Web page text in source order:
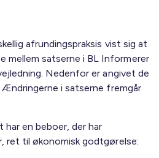
afrundingspraksis vist sig at
mellem satserne i BL Informerer
Nedenfor er angivet de
i satserne fremgår
har en beboer, der har
ret til økonomisk godtgørelse: